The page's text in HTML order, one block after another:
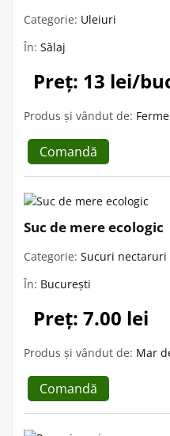
Categorie: Uleiuri
În: Sălaj
Preț: 13 lei/
Produs și vândut de:
Comandă
Suc de mere ecologic
Categorie: Sucuri
În: București
Preț: 7.00 lei
Produs și vândut de: Mar
Comandă